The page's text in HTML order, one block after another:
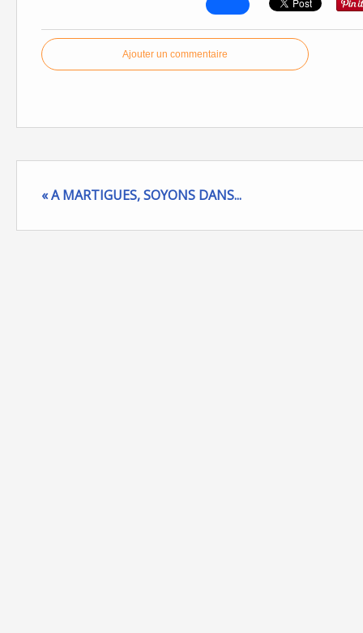
Ajouter un commentaire
« A MARTIGUES, SOYONS DANS...